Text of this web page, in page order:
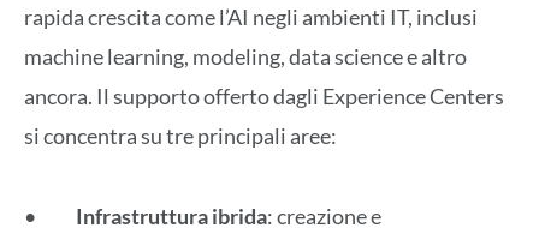
rapida crescita come l’AI negli ambienti IT, inclusi
machine learning, modeling, data science e altro
ancora. Il supporto offerto dagli Experience Centers
si concentra su tre principali aree:
• Infrastruttura ibrida: creazione e